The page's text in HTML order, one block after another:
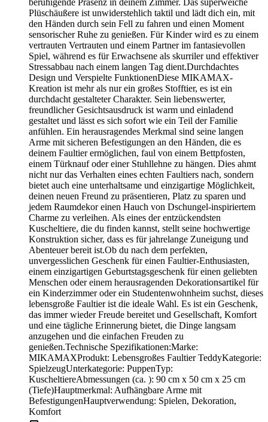
Plüschäußere ist unwiderstehlich taktil und lädt dich ein, mit
den Händen durch sein Fell zu fahren und einen Moment
sensorischer Ruhe zu genießen. Für Kinder wird es zu einem
vertrauten Vertrauten und einem Partner im fantasievollen
Spiel, während es für Erwachsene als skurriler und effektiver
Stressabbau nach einem langen Tag dient.Durchdachtes
Design und Verspielte FunktionenDiese MIKAMAX-
Kreation ist mehr als nur ein großes Stofftier, es ist ein
durchdacht gestalteter Charakter. Sein liebenswerter,
freundlicher Gesichtsausdruck ist warm und einladend
gestaltet und lässt es sich sofort wie ein Teil der Familie
anfühlen. Ein herausragendes Merkmal sind seine langen
Arme mit sicheren Befestigungen an den Händen, die es
deinem Faultier ermöglichen, faul von einem Bettpfosten,
einem Türknauf oder einer Stuhllehne zu hängen. Dies ahmt
nicht nur das Verhalten eines echten Faultiers nach, sondern
bietet auch eine unterhaltsame und einzigartige Möglichkeit,
deinen neuen Freund zu präsentieren, Platz zu sparen und
jedem Raumdekor einen Hauch von Dschungel-inspiriertem
Charme zu verleihen. Als eines der entzückendsten
Kuscheltiere, die du finden kannst, stellt seine hochwertige
Konstruktion sicher, dass es für jahrelange Zuneigung und
Abenteuer bereit ist.Ob du nach dem perfekten,
unvergesslichen Geschenk für einen Faultier-Enthusiasten,
einem einzigartigen Geburtstagsgeschenk für einen geliebten
Menschen oder einem herausragenden Dekorationsartikel für
ein Kinderzimmer oder ein Studentenwohnheim suchst, dieses
lebensgroße Faultier ist die ideale Wahl. Es ist ein Geschenk,
das immer wieder Freude bereitet und Gesellschaft, Komfort
und eine tägliche Erinnerung bietet, die Dinge langsam
anzugehen und die einfachen Freuden zu
genießen.Technische Spezifikationen:Marke:
MIKAMAXProdukt: Lebensgroßes Faultier TeddyKategorie:
SpielzeugUnterkategorie: PuppenTyp:
KuscheltiereAbmessungen (ca. ): 90 cm x 50 cm x 25 cm
(Tiefe)Hauptmerkmal: Aufhängbare Arme mit
BefestigungenHauptverwendung: Spielen, Dekoration,
Komfort